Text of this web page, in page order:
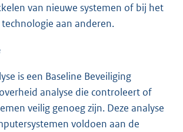
van nieuwe systemen of bij het
aan anderen.
is een Baseline Beveiliging
analyse die controleert of
veilig genoeg zijn. Deze analyse
voldoen aan de